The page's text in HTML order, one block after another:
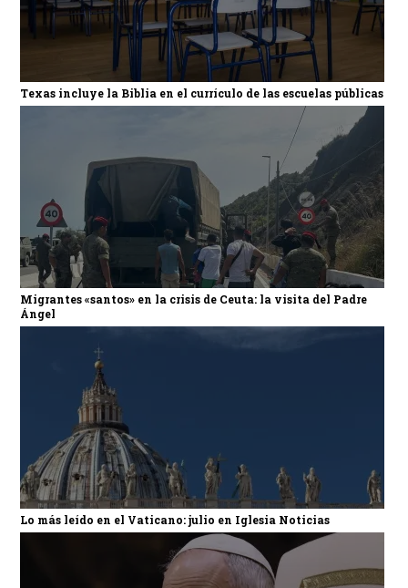
Texas incluye la Biblia en el currículo de las escuelas públicas
Migrantes «santos» en la crisis de Ceuta: la visita del Padre
Ángel
Lo más leído en el Vaticano: julio en Iglesia Noticias